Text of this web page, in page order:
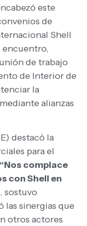
este
de
Shell
encuentro,
de trabajo
de Interior de
la
alianzas
destacó la
para el
“Nos complace
con Shell en
, sostuvo
las sinergias que
otros actores